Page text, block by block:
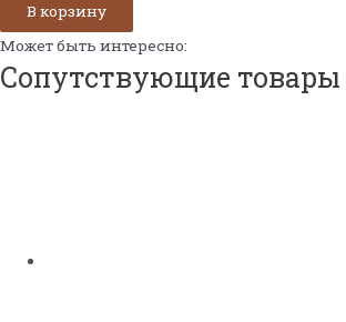
«Ягодный
»
В корзину
Может быть интересно:
Сопутствующие товары